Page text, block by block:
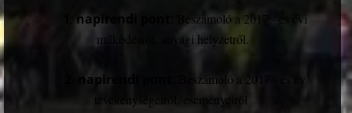
.napirendi pont
Beszámoló a 2017 - es évi
működésről, anyagi helyzetről.
napirendi pont
Beszámoló a 2017 - es év
tevékenységeiről, eseményeiről